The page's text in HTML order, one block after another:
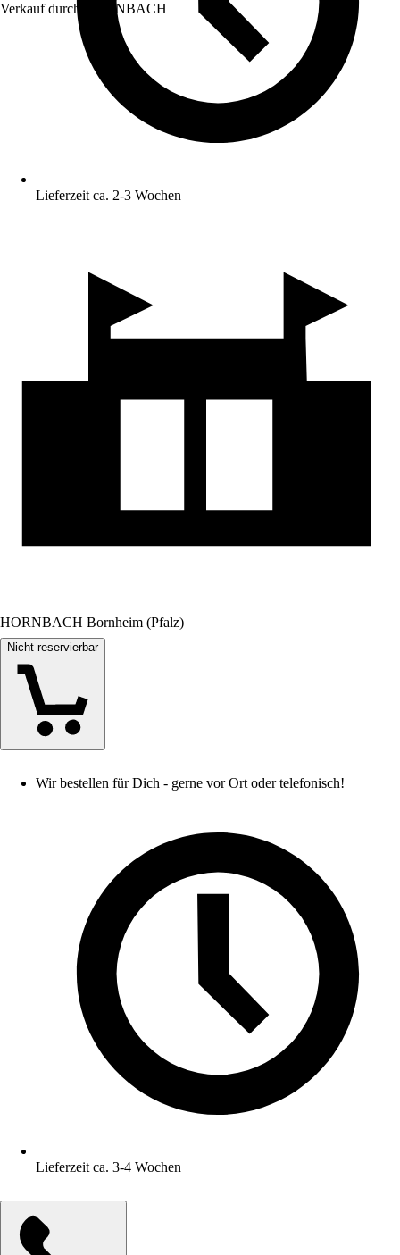
Verkauf durch: HORNBACH
Lieferzeit ca. 2-3 Wochen
HORNBACH Bornheim (Pfalz)
Nicht reservierbar
Wir bestellen für Dich - gerne vor Ort oder telefonisch!
Lieferzeit ca. 3-4 Wochen